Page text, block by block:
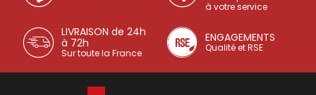
à votre service
LIVRAISON de 24h
à 72h
Sur toute la France
ENGAGEMENTS
Qualité et RSE